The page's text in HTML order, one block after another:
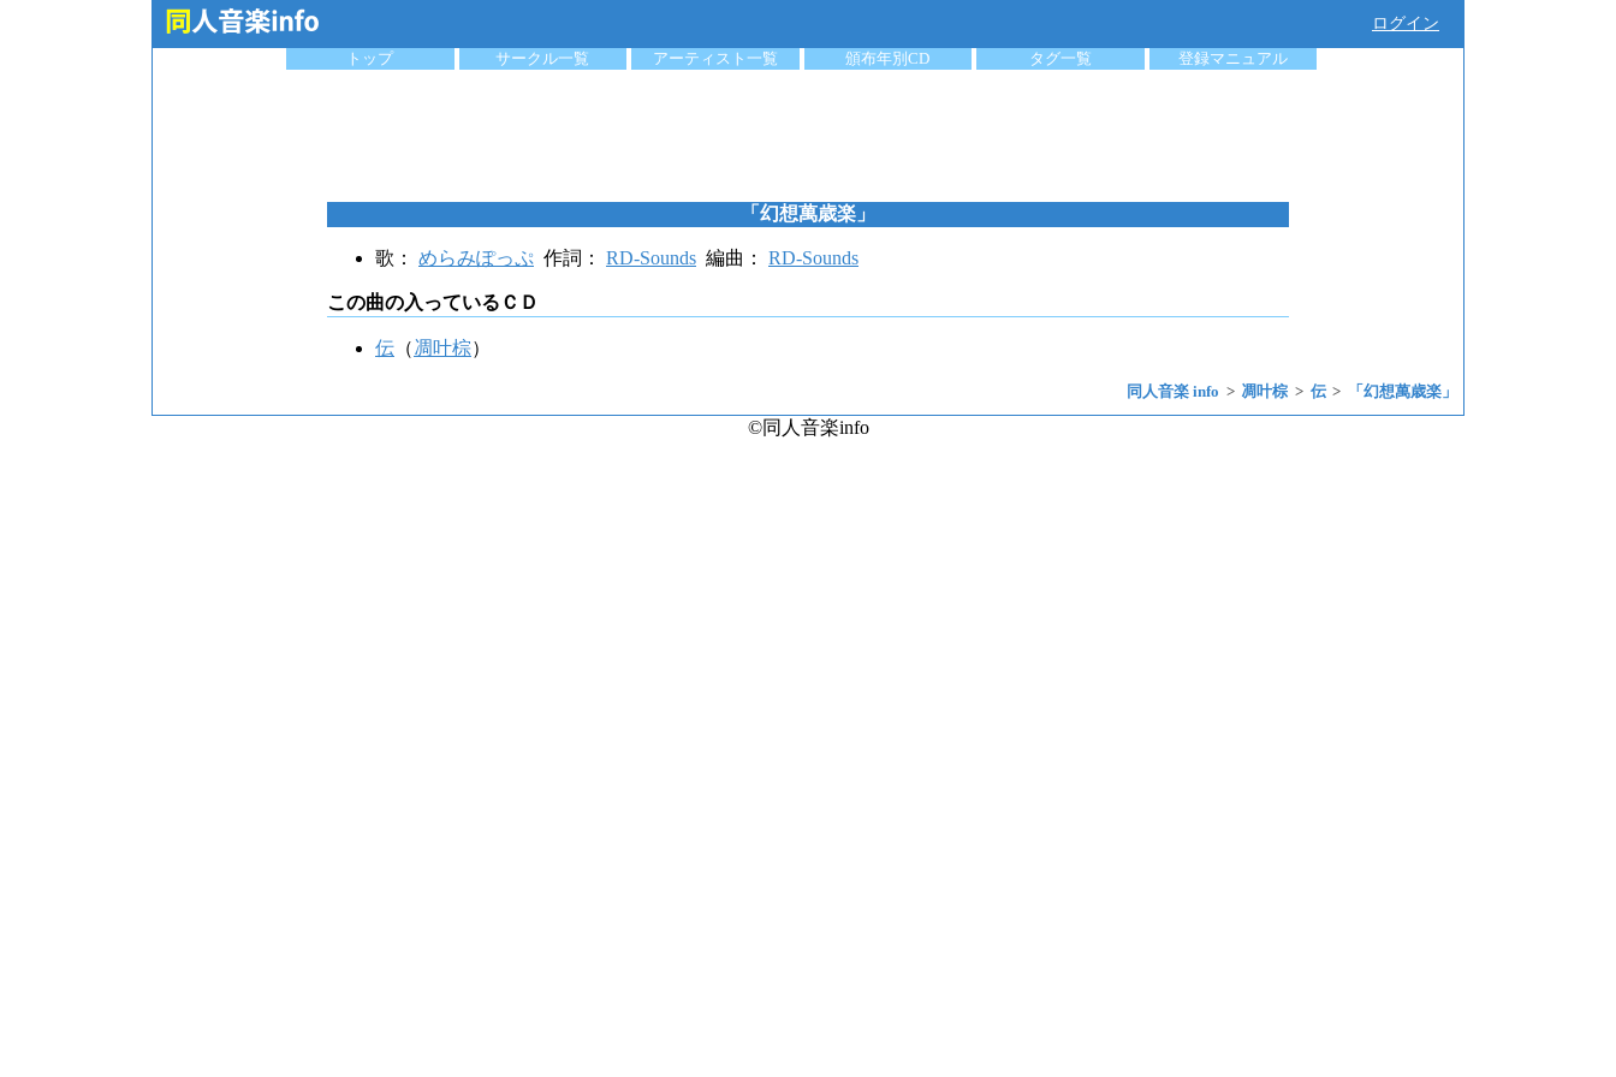
ログイン
トップ
サークル一覧 アーティスト一覧 頒布年別CD タグ一覧 登録マニュアル
「幻想萬歳楽」
歌： めらみぽっぷ 作詞： RD-Sounds 編曲： RD-Sounds
この曲の入っているＣＤ
伝 （凋叶棕）
同人音楽 info 凋叶棕 伝 「幻想萬歳楽」
©同人音楽info